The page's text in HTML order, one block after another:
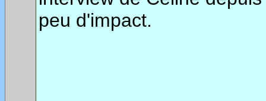
peu d'impact.